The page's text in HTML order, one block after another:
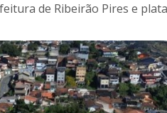
de Ribeirão Pires e